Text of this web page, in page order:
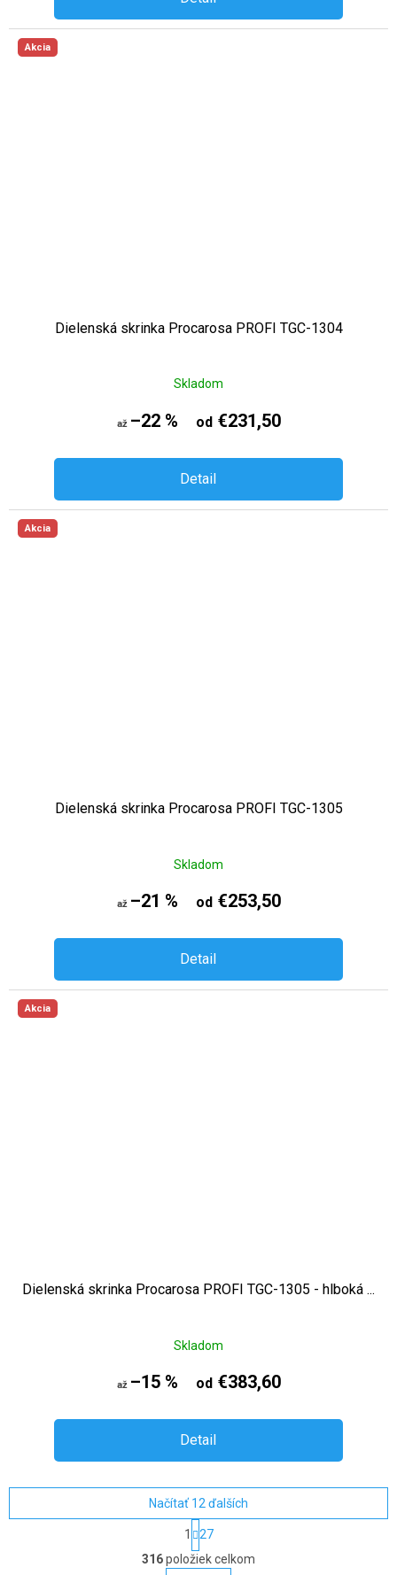
Akcia
Dielenská skrinka Procarosa PROFI TGC-1304
Skladom
až –22 % od€231,50
Detail
Akcia
Dielenská skrinka Procarosa PROFI TGC-1305
Skladom
až –21 % od€253,50
Detail
Akcia
Dielenská skrinka Procarosa PROFI TGC-1305 - hlboká ...
Skladom
až –15 % od€383,60
Detail
Ovládacie prvky výpisu
Načítať 12 ďalších
Stránkovanie
1
27
316položiek celkom